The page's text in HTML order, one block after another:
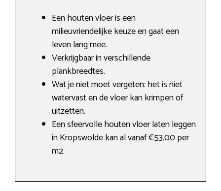
Een houten vloer is een
milieuvriendelijke keuze en gaat een
leven lang mee.
Verkrijgbaar in verschillende
plankbreedtes.
Wat je niet moet vergeten: het is niet
watervast en de vloer kan krimpen of
uitzetten.
Een sfeervolle houten vloer laten leggen
in Kropswolde kan al vanaf €53,00 per
m2.